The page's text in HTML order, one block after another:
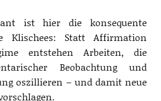
ist hier die konsequente
Klischees: Statt Affirmation
entstehen Arbeiten, die
Beobachtung und
oszillieren – und damit neue